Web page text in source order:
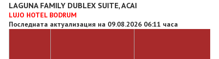
LAGUNA FAMILY DUBLEX SUITE, ACAI
LUJO HOTEL BODRUM
Последната актуализация на 09.08.2026 06:11 часа